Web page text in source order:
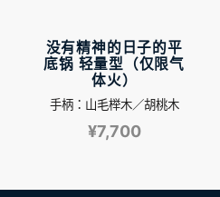
没有精神的日子的平
底锅 轻量型（仅限气
体火）
手柄：山毛榉木／胡桃木
¥7,700